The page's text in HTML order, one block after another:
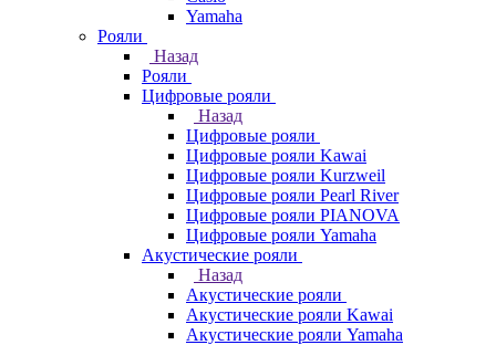
Yamaha
Рояли
Назад
Рояли
Цифровые рояли
Назад
Цифровые рояли
Цифровые рояли Kawai
Цифровые рояли Kurzweil
Цифровые рояли Pearl River
Цифровые рояли PIANOVA
Цифровые рояли Yamaha
Акустические рояли
Назад
Акустические рояли
Акустические рояли Kawai
Акустические рояли Yamaha